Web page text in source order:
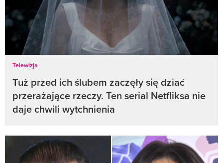
Telewizja
Tuż przed ich ślubem zaczęły się dziać
przerażające rzeczy. Ten serial Netfliksa nie
daje chwili wytchnienia